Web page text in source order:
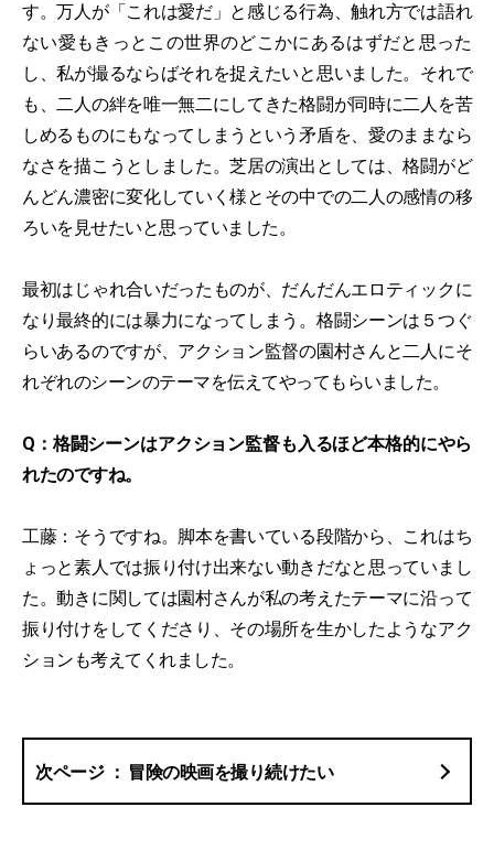
す。万人が「これは愛だ」と感じる行為、触れ方では語れ
ない愛もきっとこの世界のどこかにあるはずだと思った
し、私が撮るならばそれを捉えたいと思いました。それで
も、二人の絆を唯一無二にしてきた格闘が同時に二人を苦
しめるものにもなってしまうという矛盾を、愛のままなら
なさを描こうとしました。芝居の演出としては、格闘がど
んどん濃密に変化していく様とその中での二人の感情の移
ろいを見せたいと思っていました。
最初はじゃれ合いだったものが、だんだんエロティックに
なり最終的には暴力になってしまう。格闘シーンは５つぐ
らいあるのですが、アクション監督の園村さんと二人にそ
れぞれのシーンのテーマを伝えてやってもらいました。
Q：格闘シーンはアクション監督も入るほど本格的にやら
れたのですね。
工藤：そうですね。脚本を書いている段階から、これはち
ょっと素人では振り付け出来ない動きだなと思っていまし
た。動きに関しては園村さんが私の考えたテーマに沿って
振り付けをしてくださり、その場所を生かしたようなアク
ションも考えてくれました。
冒険の映画を撮り続けたい